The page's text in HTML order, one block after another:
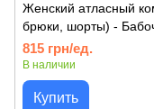
Женский атласный
брюки, шорты) -
815 грн/ед.
В наличии
Купить